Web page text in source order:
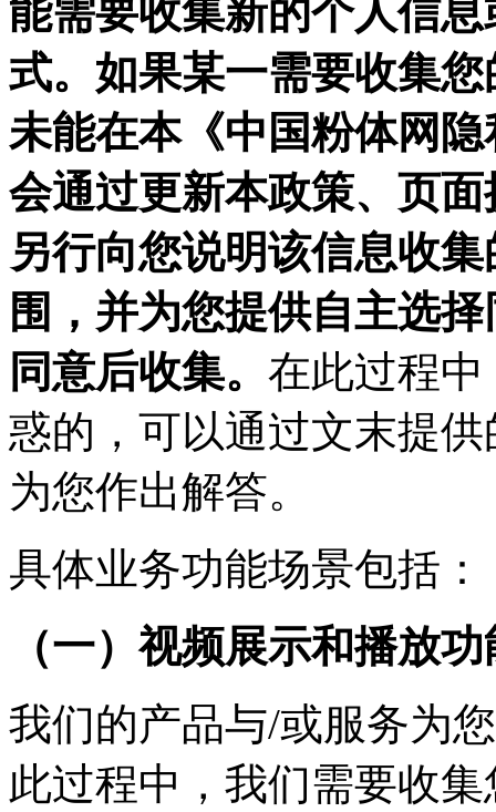
能需要收集新的个人信
式。如果某一需要收集
未能在本《中国粉体网
会通过更新本政策、页
另行向您说明该信息收
围，并为您提供自主选
同意后收集。 在此过程
惑的，可以通过文末提
为您作出解答。
具体业务功能场景包括：
（一）视频展示和播放功
我们的产品与/或服务为
此过程中，我们需要收